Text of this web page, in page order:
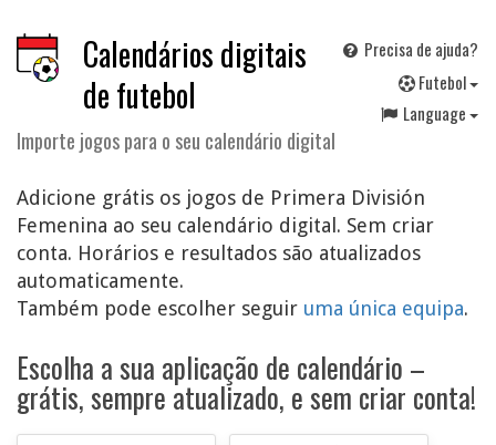
Calendários digitais
de futebol
Importe jogos para o seu calendário digital
Precisa de ajuda?
Futebol
Language
Adicione grátis os jogos de Primera División
Femenina ao seu calendário digital. Sem criar
conta. Horários e resultados são atualizados
automaticamente.
Também pode escolher seguir uma única equipa.
Escolha a sua aplicação de calendário –
grátis, sempre atualizado, e sem criar conta!